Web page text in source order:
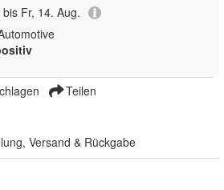
Fr, 14. Aug.
Teilen
Versand & Rückgabe